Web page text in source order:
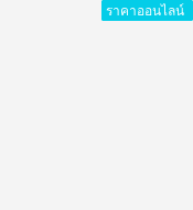
ราคาออนไลน์
ราคาออนไลน์
ราคาออนไลน์
ราคาออนไลน์
ราคาออนไลน์
ราคาออนไลน์
ราคาออนไลน์
ราคาออนไลน์